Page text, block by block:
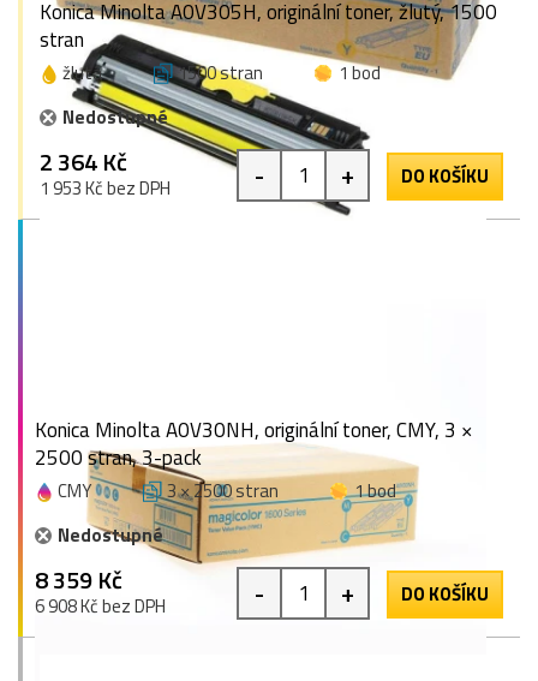
Konica Minolta A0V305H, originální toner, žlutý, 1500
stran
žlutá 1500 stran
1 bod
Nedostupné
2 364 Kč
1 953 Kč bez DPH - + DO KOŠÍKU
Konica Minolta A0V30NH, originální toner, CMY, 3 ×
2500 stran, 3-pack
CMY 3 × 2500 stran
1 bod
Nedostupné
8 359 Kč
6 908 Kč bez DPH - + DO KOŠÍKU